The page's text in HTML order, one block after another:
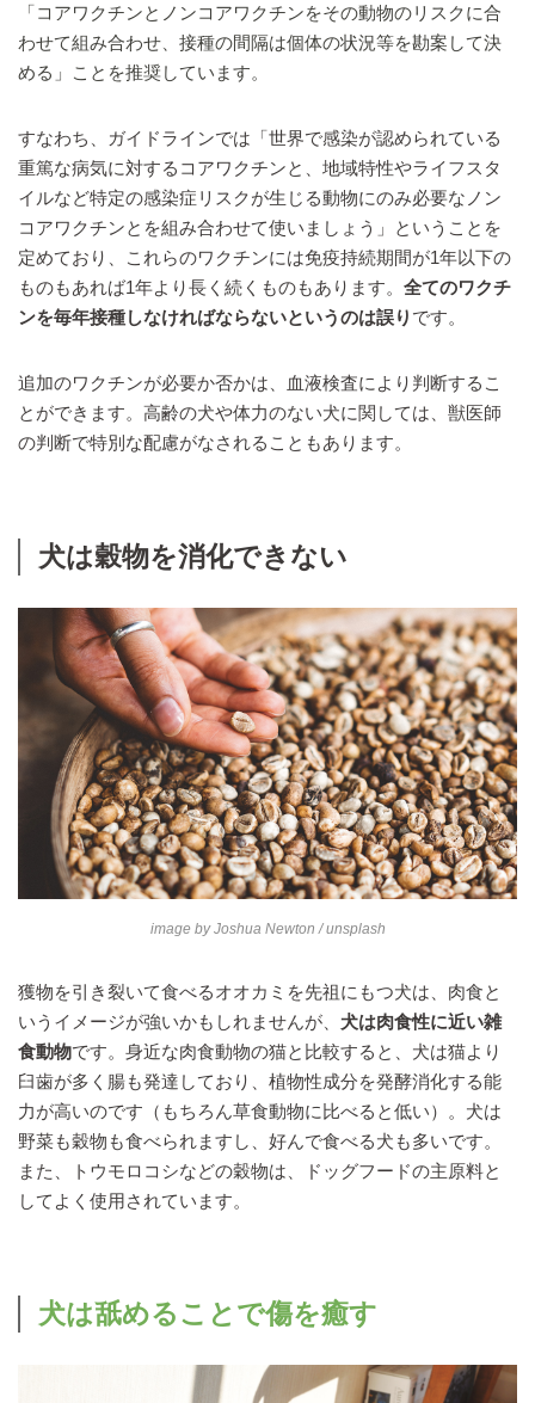
「コアワクチンとノンコアワクチンをその動物のリスクに合
わせて組み合わせ、接種の間隔は個体の状況等を勘案して決
める」ことを推奨しています。
すなわち、ガイドラインでは「世界で感染が認められている
重篤な病気に対するコアワクチンと、地域特性やライフスタ
イルなど特定の感染症リスクが生じる動物にのみ必要なノン
コアワクチンとを組み合わせて使いましょう」ということを
定めており、これらのワクチンには免疫持続期間が1年以下の
ものもあれば1年より長く続くものもあります。 全てのワクチ
ンを毎年接種しなければならないというのは誤り です。
追加のワクチンが必要か否かは、血液検査により判断するこ
とができます。高齢の犬や体力のない犬に関しては、獣医師
の判断で特別な配慮がなされることもあります。
犬は穀物を消化できない
image byJoshua Newton / unsplash
獲物を引き裂いて食べるオオカミを先祖にもつ犬は、肉食と
いうイメージが強いかもしれませんが、 犬は肉食性に近い雑
食動物です。身近な肉食動物の猫と比較すると、犬は猫より
臼歯が多く腸も発達しており、植物性成分を発酵消化する能
力が高いのです（もちろん草食動物に比べると低い）。犬は
野菜も穀物も食べられますし、好んで食べる犬も多いです。
また、トウモロコシなどの穀物は、ドッグフードの主原料と
してよく使用されています。
犬は舐めることで傷を癒す